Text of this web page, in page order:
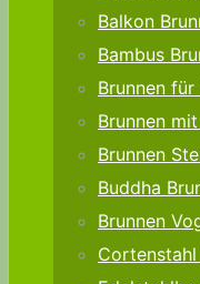
Balkon
Bambus
Brunnen für
Brunnen
Brunnen
Buddha
Brunnen
Cortenstahl